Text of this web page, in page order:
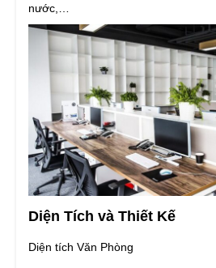
nước,…
Diện Tích và Thiết Kế
Diện tích Văn Phòng